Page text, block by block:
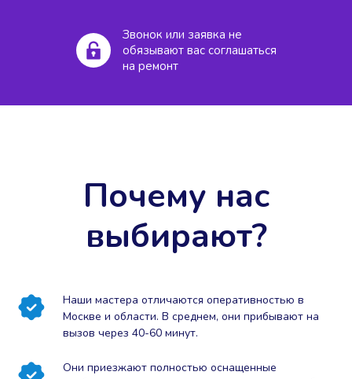
Звонок или заявка не
обязывают вас соглашаться
на ремонт
Почему нас
выбирают?
Наши мастера отличаются оперативностью в
Москве и области. В среднем, они прибывают на
вызов через 40-60 минут.
Они приезжают полностью оснащенные